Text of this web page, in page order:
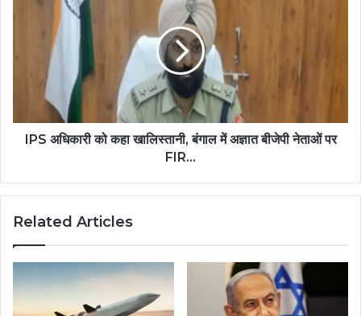
IPS अधिकारी को कहा खालिस्तानी, बंगाल में अज्ञात बीजेपी नेताओं पर
FIR...
Related Articles